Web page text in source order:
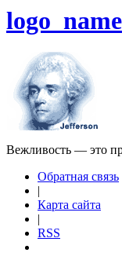
logo_name
Вежливость — это
Обратная связь
|
Карта сайта
|
RSS